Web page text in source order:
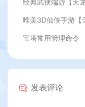
宝塔常用管理命令
发表评论